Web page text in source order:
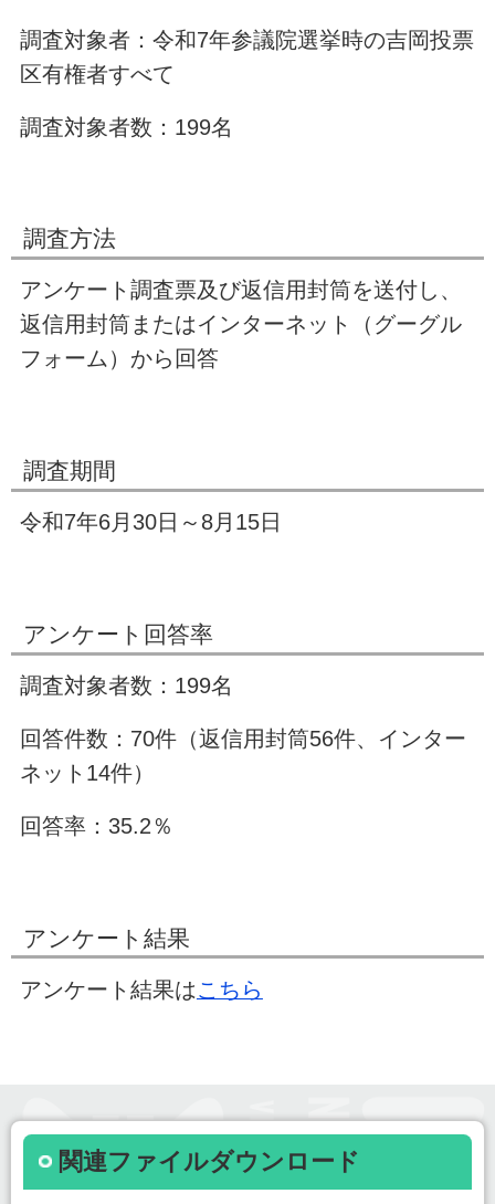
調査対象者：令和7年参議院選挙時の吉岡投票
区有権者すべて
調査対象者数：199名
調査方法
アンケート調査票及び返信用封筒を送付し、
返信用封筒またはインターネット（グーグル
フォーム）から回答
調査期間
令和7年6月30日～8月15日
アンケート回答率
調査対象者数：199名
回答件数：70件（返信用封筒56件、インター
ネット14件）
回答率：35.2％
アンケート結果
アンケート結果はこちら
関連ファイルダウンロード